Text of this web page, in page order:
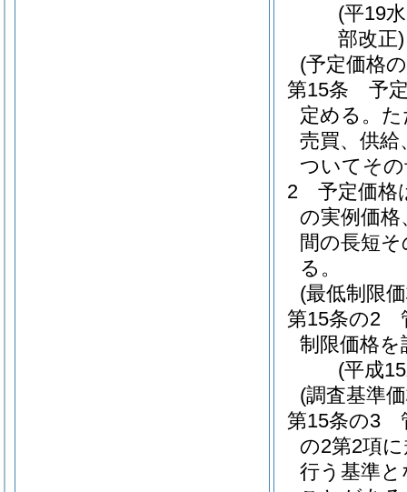
(平19
部改正)
(予定価格
第15条
予
定める。 た
売買、供
ついてそ
2
予定価格
の実例価格
間の長短
る。
(最低制限
第15条の2
制限価格
(平成
(調査基準
第15条の3
の2第2項
行う基準